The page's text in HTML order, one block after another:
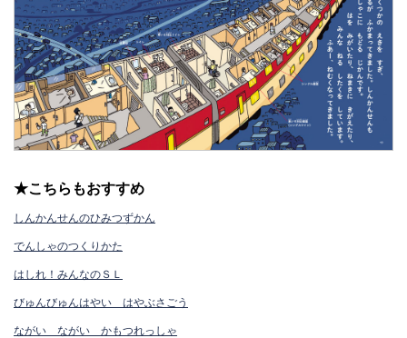
★こちらもおすすめ
しんかんせんのひみつずかん
でんしゃのつくりかた
はしれ！みんなのＳＬ
びゅんびゅんはやい はやぶさごう
ながい ながい かもつれっしゃ